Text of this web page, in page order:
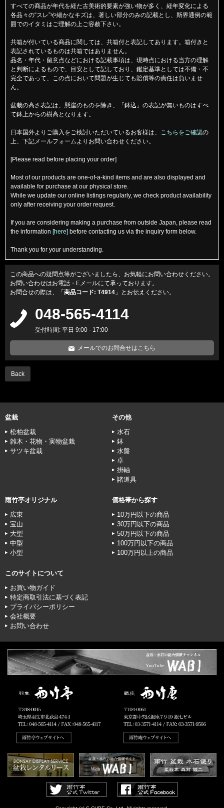
すべての商品が年代を経た古美術的要素が強い物が多く、経年変化による
各品々の“スレ”や細かなキズは、著しい部分のみの記載とし、斯界通例の範
囲でのイタミはご理解の上ご容赦下さい。
共箱が付いている商品に関しては、共箱付と表記してあります。箱付きと
表記されているものは共箱ではありません。
品名・年代・留意点などにおける記載事項は、現時点における当方の理解
と判断によるもので、目安として記しており、鑑定基準としては不備・不
完全であって、この点において問題が生じても賠償等の責任は負いませ
ん。
盆栽の高さ表記は、懸崖のものを除き、「鉢込」の表記が無いものはすべ
て鉢上からの樹高となります。
日本国外よりご購入をご検討いただいているお客様は、 こちらをご確認の
上、下記メールフォームよりお問い合わせください。
[Please read before placing your order]
Most of our products are one-of-a-kind items and are also displayed and
available for purchase at our physical store.
While we update our online listings regularly, we check product availability
only after receiving your order request.
If you are considering making a purchase from outside Japan, please read
the information [here] before contacting us via the inquiry form below.
Thank you for your understanding.
この商品への疑問点等がございましたら、お気軽にお問い合わせください。
お問い合わせはお電話・Eメールにて承っております。
お問合せの際は、「 商品コード: T4914 」とお伝えください。
048-565-4114
受付時間: 平日 9:00 - 17:00
メールでのお問合せはこちら
Back
盆栽
松柏盆栽
雑木・花物・実物盆栽
サツキ盆栽
その他
水石
鉢
水盤
卓
掛軸
諸道具
雨竹亭オリジナル
広東
宝山
大型
中型
小型
価格帯から探す
10万円以下の商品
30万円以下の商品
50万円以下の商品
100万円以下の商品
100万円以上の商品
このサイトについて
お買い物ガイド
特定商取引法に基づく表記
プライバシーポリシー
会社概要
お問い合わせ